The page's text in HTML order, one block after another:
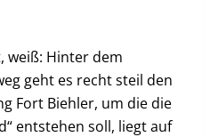
weiß: Hinter dem
geht es recht steil den
Fort Biehler, um die die
entstehen soll, liegt auf